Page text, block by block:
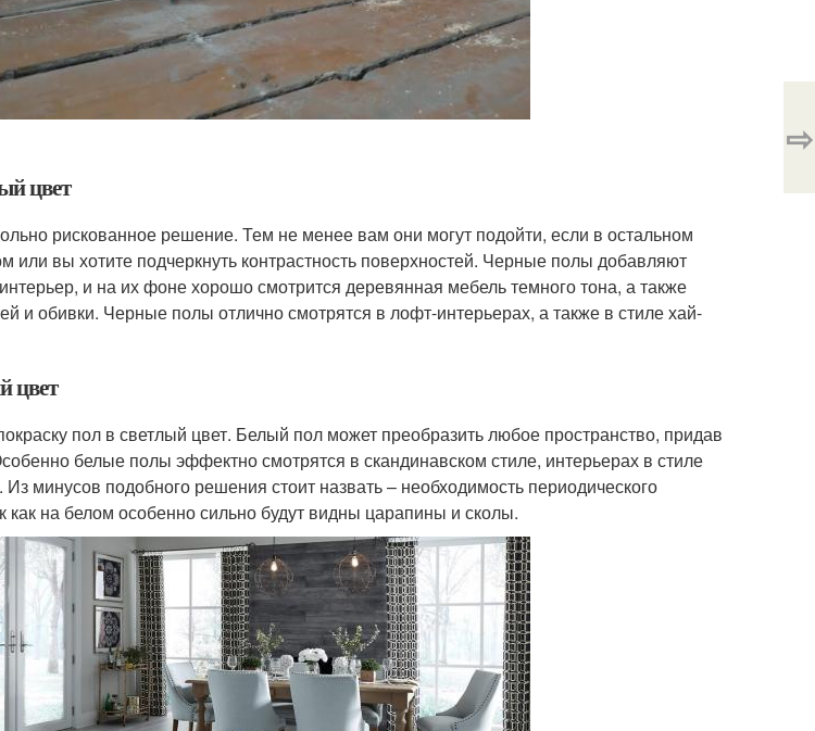
цвет
рискованное решение. Тем не менее вам они могут подойти, если в остальном
вы хотите подчеркнуть контрастность поверхностей. Черные полы добавляют
и на их фоне хорошо смотрится деревянная мебель темного тона, а также
и обивки. Черные полы отлично смотрятся в лофт-интерьерах, а также в стиле хай-
цвет
пол в светлый цвет. Белый пол может преобразить любое пространство, придав
белые полы эффектно смотрятся в скандинавском стиле, интерьерах в стиле
минусов подобного решения стоит назвать – необходимость периодического
как на белом особенно сильно будут видны царапины и сколы.
⇨